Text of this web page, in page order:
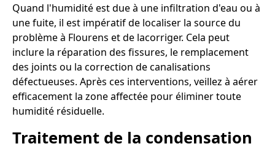
Quand l'humidité est due à une infiltration d'eau ou à
une fuite, il est impératif de localiser la source du
problème à Flourens et de lacorriger. Cela peut
inclure la réparation des fissures, le remplacement
des joints ou la correction de canalisations
défectueuses. Après ces interventions, veillez à aérer
efficacement la zone affectée pour éliminer toute
humidité résiduelle.
Traitement de la condensation